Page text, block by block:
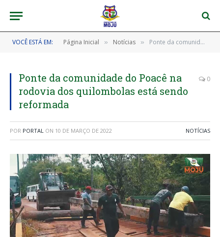
VOCÊ ESTÁ EM: Página Inicial » Notícias » Ponte da comunidade do Poacê na rodovia dos quilombolas está sendo reformada
Ponte da comunidade do Poacê na
rodovia dos quilombolas está sendo
reformada
0
POR PORTAL ON 10 DE MARÇO DE 2022 NOTÍCIAS